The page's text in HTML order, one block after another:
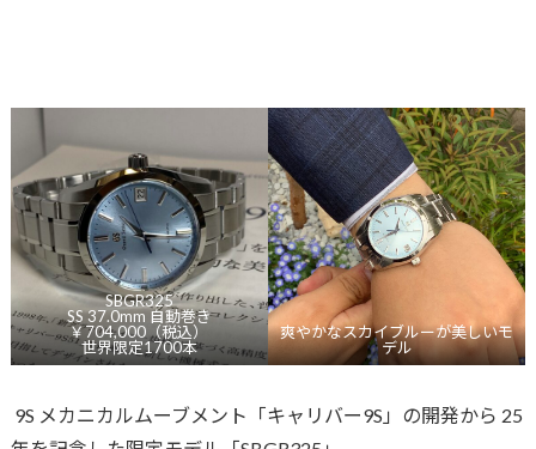
SBGR325
SS 37.0mm 自動巻き
￥704,000（税込）
世界限定1700本
爽やかなスカイブルーが美しいモ
デル
9S メカニカルムーブメント「キャリバー9S」の開発から 25